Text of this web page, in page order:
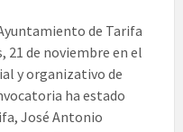
de Tarifa
21 de noviembre en el
y organizativo de
ha estado
José Antonio